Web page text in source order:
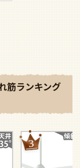
筋ランキング